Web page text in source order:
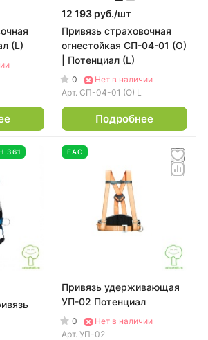
(L)
12 193 руб./шт
Привязь страховочная
огнестойкая СП-04-01 (О)
| Потенциал (L)
0
Нет в наличии
Арт. СП-04-01 (О) L
Подробнее
361 EAC
Привязь удерживающая
УП-02 Потенциал
0
Нет в наличии
Арт. УП-02